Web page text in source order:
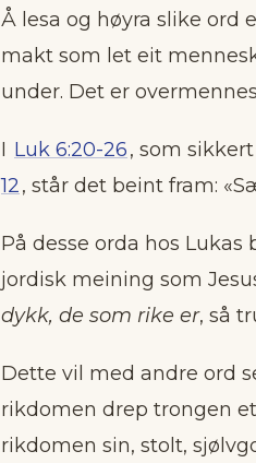
Å lesa og høyra slike ord
makt som let eit
under. Det er
I Luk 6:20-26, som
12, står det beint fram:
På desse orda hos
jordisk meining som
dykk, de som rike er, så
Dette vil med andre ord
rikdomen drep trongen
rikdomen sin, stolt,